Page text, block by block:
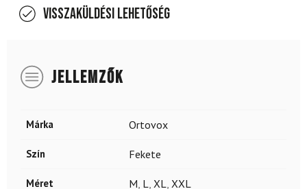
Visszaküldési lehetőség
JELLEMZŐK
Márka Ortovox
Szín Fekete
Méret M L XL XXL